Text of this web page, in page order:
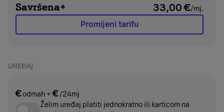
Savršena+ 33,00€/mj.
Promijeni tarifu
UREĐAJ
€odmah + € /24mj
Želim uređaj platiti jednokratno ili karticom na